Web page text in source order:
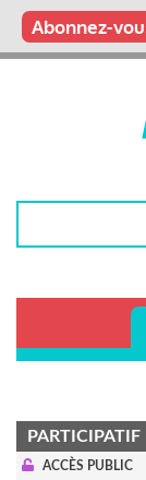
Aller
contenu
Main
Qui sommes
Vous publiez
Nous publions
Contactez-nous
Abonnez-
PARTICIPATIF
ACCÈS PUBLIC